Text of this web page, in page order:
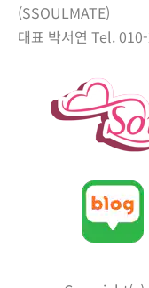
(SSOULMATE)
대표 박서연 Tel.